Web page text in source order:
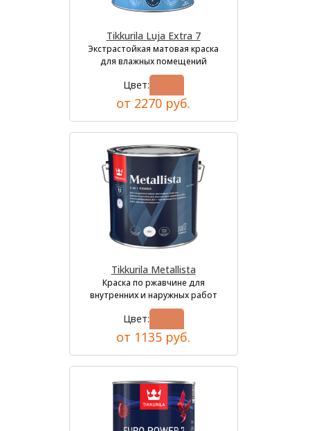
Tikkurila Luja Extra 7
Экстрастойкая матовая краска
для влажных помещений
Цвет:
от 2270 руб.
Tikkurila Metallista
Краска по ржавчине для
внутренних и наружных работ
Цвет:
от 1135 руб.